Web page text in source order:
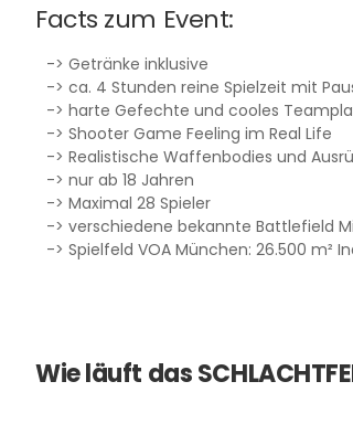
Facts zum Event:
-> Getränke inklusive
-> ca. 4 Stunden reine Spielzeit mit
-> harte Gefechte und cooles
-> Shooter Game Feeling im Real Life
-> Realistische Waffenbodies und
-> nur ab 18 Jahren
-> Maximal 28 Spieler
-> verschiedene bekannte Battlefield
-> Spielfeld VOA München: 26.500 m²
Wie läuft das